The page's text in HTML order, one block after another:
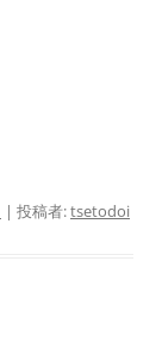
| 投稿者:tsetodoi